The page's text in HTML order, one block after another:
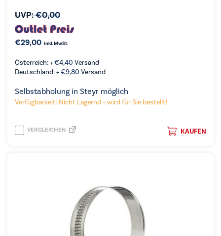
UVP:€0,00
€29,00 inkl. MwSt.
Österreich: +€4,40 Versand
Deutschland: +€9,80 Versand
Selbstabholung in Steyr möglich
Verfügbarkeit: Nicht Lagernd – wird für Sie bestellt!
KAUFEN
VERGLEICHEN